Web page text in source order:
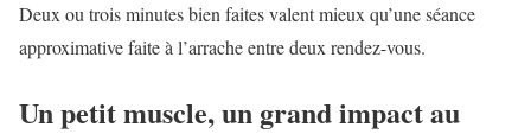
Deux ou trois minutes bien faites valent mieux qu’une séance
approximative faite à l’arrache entre deux rendez-vous.
Un petit muscle, un grand impact au